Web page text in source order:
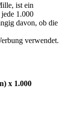
ist ein
1.000
davon, ob die
verwendet.
x 1.000